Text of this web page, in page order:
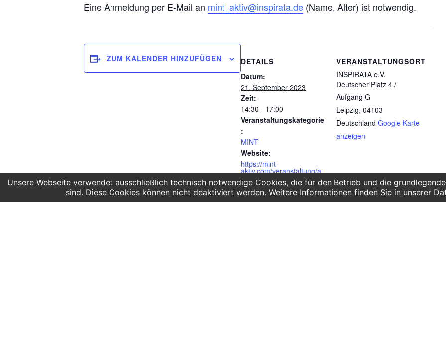
Eine Anmeldung per E-Mail an mint_aktiv@inspirata.de (Name, Alter) ist notwendig.
ZUM KALENDER HINZUFÜGEN
DETAILS
Datum:
21. September 2023
Zeit:
14:30 - 17:00
Veranstaltungskategorie
:
MINT
Website:
https://mint-
aktiv.com/veranstaltung/a
g-youngmaker-girls-only/
VERANSTALTUNGSORT
INSPIRATA e.V.
Deutscher Platz 4 /
Aufgang G
Leipzig, 04103
Deutschland Google Karte
anzeigen
Unsere Webseite verwendet ausschließlich technisch notwendige Cookies, die für den Betrieb und die
sind. Diese Cookies können nicht deaktiviert werden. Weitere Informationen finden Sie in unserer